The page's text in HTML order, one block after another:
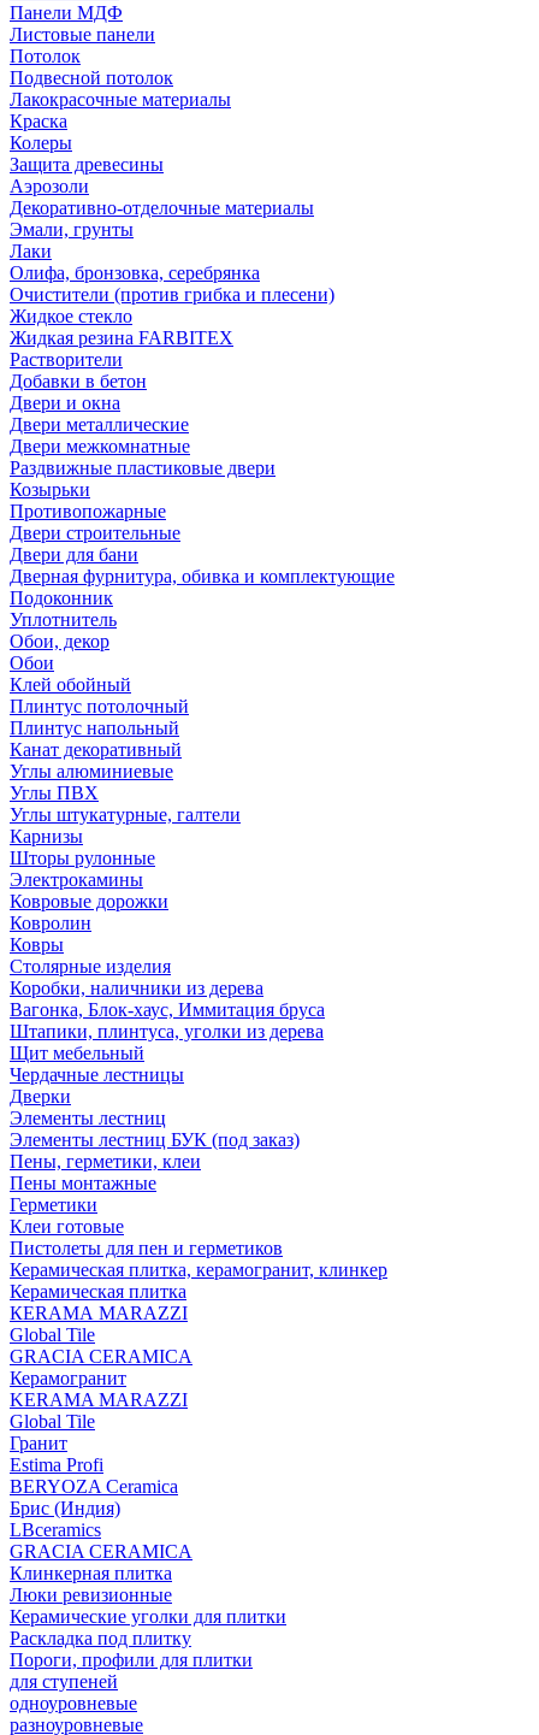
Панели МДФ
Листовые панели
Потолок
Подвесной потолок
Лакокрасочные материалы
Краска
Колеры
Защита древесины
Аэрозоли
Декоративно-отделочные материалы
Эмали, грунты
Лаки
Олифа, бронзовка, серебрянка
Очистители (против грибка и плесени)
Жидкое стекло
Жидкая резина FARBITEX
Растворители
Добавки в бетон
Двери и окна
Двери металлические
Двери межкомнатные
Раздвижные пластиковые двери
Козырьки
Противопожарные
Двери строительные
Двери для бани
Дверная фурнитура, обивка и комплектующие
Подоконник
Уплотнитель
Обои, декор
Обои
Клей обойный
Плинтус потолочный
Плинтус напольный
Канат декоративный
Углы алюминиевые
Углы ПВХ
Углы штукатурные, галтели
Карнизы
Шторы рулонные
Электрокамины
Ковровые дорожки
Ковролин
Ковры
Столярные изделия
Коробки, наличники из дерева
Вагонка, Блок-хаус, Иммитация бруса
Штапики, плинтуса, уголки из дерева
Щит мебельный
Чердачные лестницы
Дверки
Элементы лестниц
Элементы лестниц БУК (под заказ)
Пены, герметики, клеи
Пены монтажные
Герметики
Клеи готовые
Пистолеты для пен и герметиков
Керамическая плитка, керамогранит, клинкер
Керамическая плитка
КЕRАМА MARAZZI
Global Tile
GRACIA CERAMICA
Керамогранит
KERAMA MARAZZI
Global Tile
Гранит
Estima Profi
BERYOZA Ceramica
Брис (Индия)
LBceramics
GRACIA CERAMICA
Клинкерная плитка
Люки ревизионные
Керамические уголки для плитки
Раскладка под плитку
Пороги, профили для плитки
для ступеней
одноуровневые
разноуровневые